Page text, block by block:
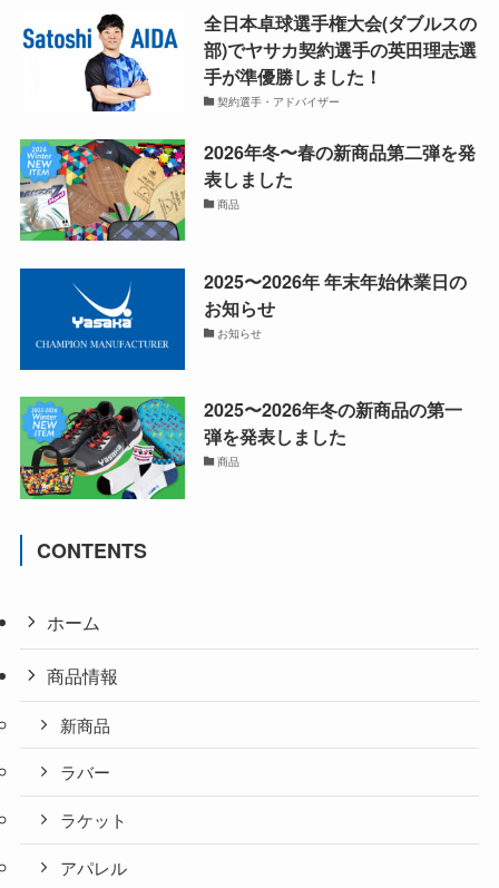
全日本卓球選手権大会(ダブルスの
部)でヤサカ契約選手の英田理志選
手が準優勝しました！
契約選手・アドバイザー
2026年冬〜春の新商品第二弾を発
表しました
商品
2025〜2026年 年末年始休業日の
お知らせ
お知らせ
2025〜2026年冬の新商品の第一
弾を発表しました
商品
CONTENTS
ホーム
商品情報
新商品
ラバー
ラケット
アパレル